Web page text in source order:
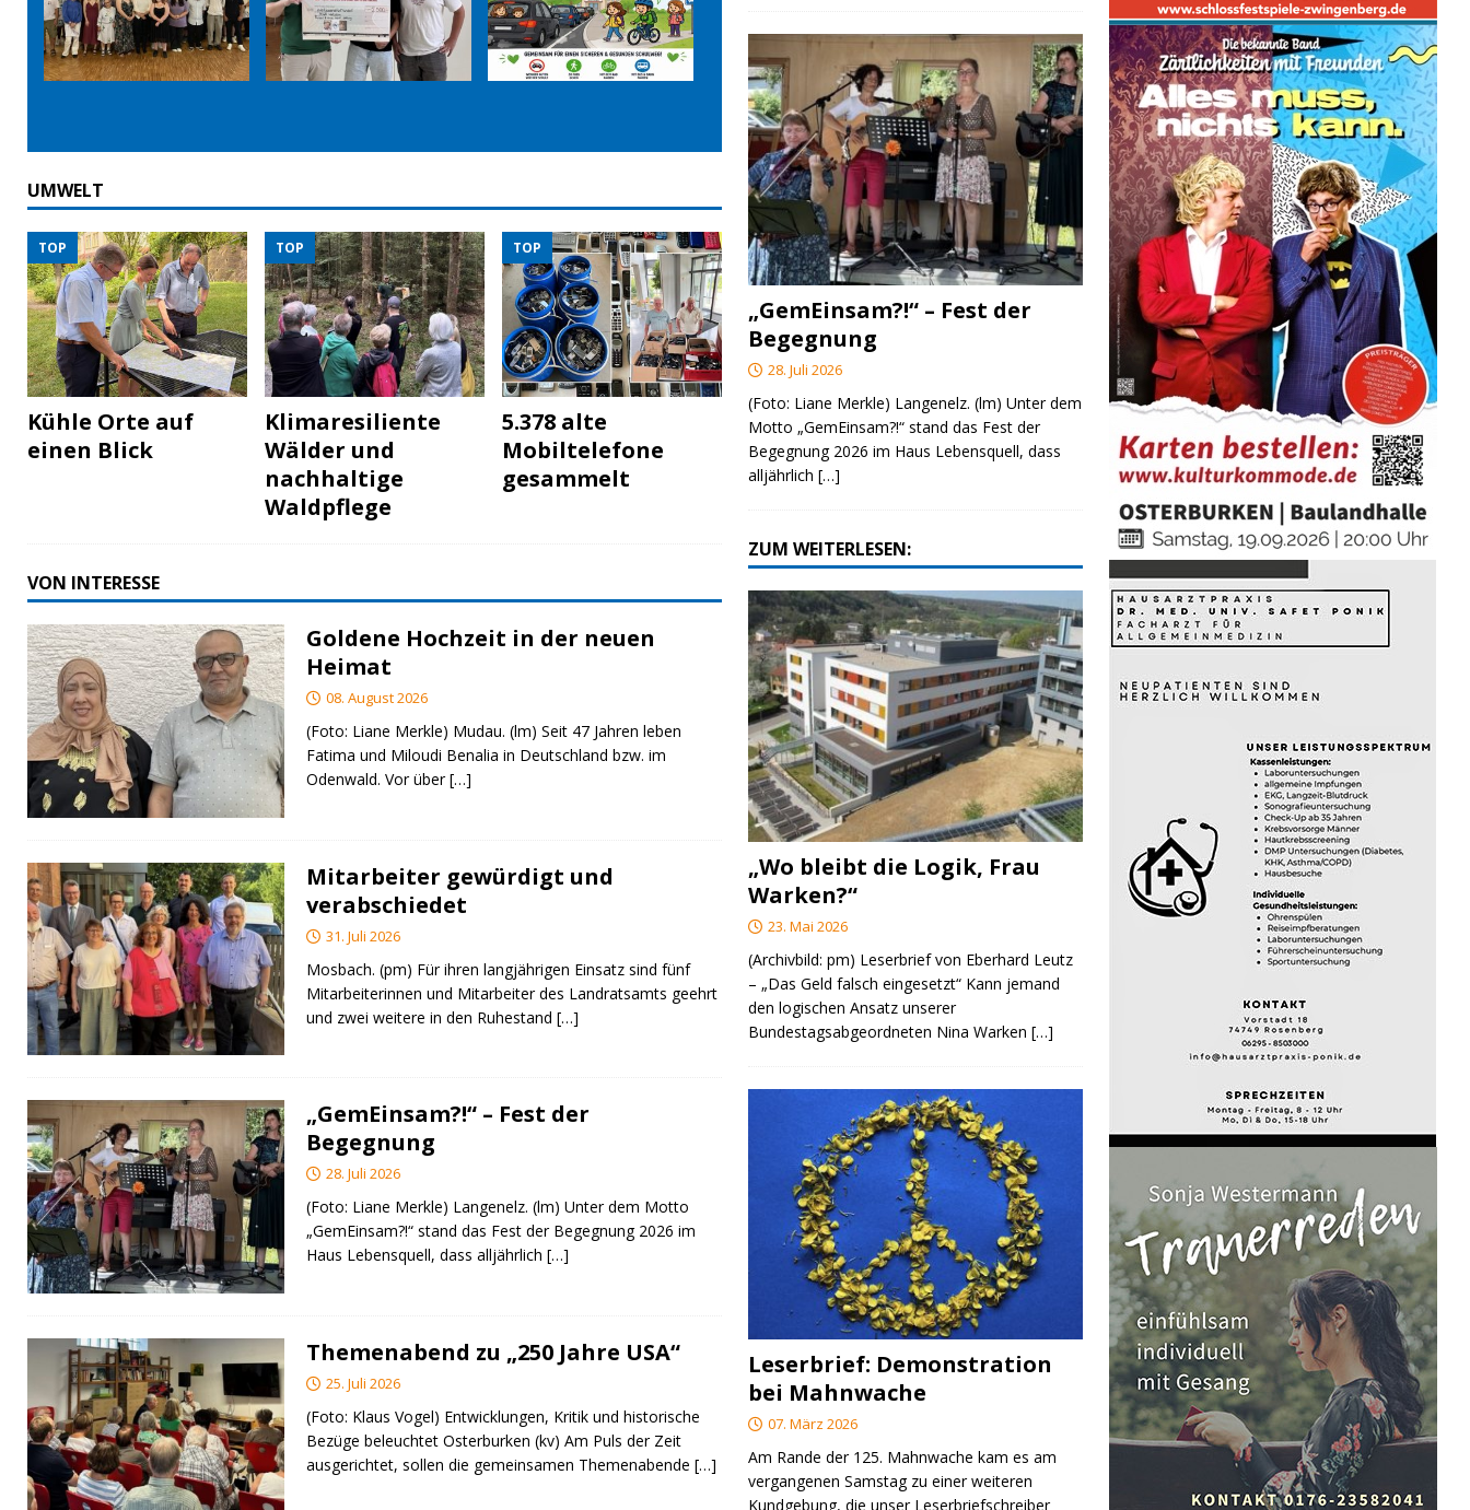
UMWELT
TOP
Kühle Orte auf
einen Blick
TOP
Klimaresiliente
Wälder und
nachhaltige
Waldpflege
TOP
5.378 alte
Mobiltelefone
gesammelt
VON INTERESSE
Goldene Hochzeit in der neuen
Heimat
08. August 2026
(Foto: Liane Merkle) Mudau. (lm) Seit 47 Jahren leben
Fatima und Miloudi Benalia in Deutschland bzw. im
Odenwald. Vor über[…]
Mitarbeiter gewürdigt und
verabschiedet
31. Juli 2026
Mosbach. (pm) Für ihren langjährigen Einsatz sind fünf
Mitarbeiterinnen und Mitarbeiter des Landratsamts geehrt
und zwei weitere in den Ruhestand […]
„GemEinsam?!“ – Fest der
Begegnung
28. Juli 2026
(Foto: Liane Merkle) Langenelz. (lm) Unter dem Motto
„GemEinsam?!“ stand das Fest der Begegnung 2026 im
Haus Lebensquell, dass alljährlich […]
Themenabend zu „250 Jahre USA“
25. Juli 2026
(Foto: Klaus Vogel) Entwicklungen, Kritik und historische
Bezüge beleuchtet Osterburken (kv) Am Puls der Zeit
ausgerichtet, sollen die gemeinsamen Themenabende […]
„GemEinsam?!“ – Fest der
Begegnung
28. Juli 2026
(Foto: Liane Merkle) Langenelz. (lm) Unter dem
Motto „GemEinsam?!“ stand das Fest der
Begegnung 2026 im Haus Lebensquell, dass
alljährlich[…]
ZUM WEITERLESEN:
„Wo bleibt die Logik, Frau
Warken?“
23. Mai 2026
(Archivbild: pm) Leserbrief von Eberhard Leutz
– „Das Geld falsch eingesetzt“ Kann jemand
den logischen Ansatz unserer
Bundestagsabgeordneten Nina Warken[…]
Leserbrief: Demonstration
bei Mahnwache
07. März 2026
Am Rande der 125. Mahnwache kam es am
vergangenen Samstag zu einer weiteren
Kundgebung, die unser Leserbriefschreiber